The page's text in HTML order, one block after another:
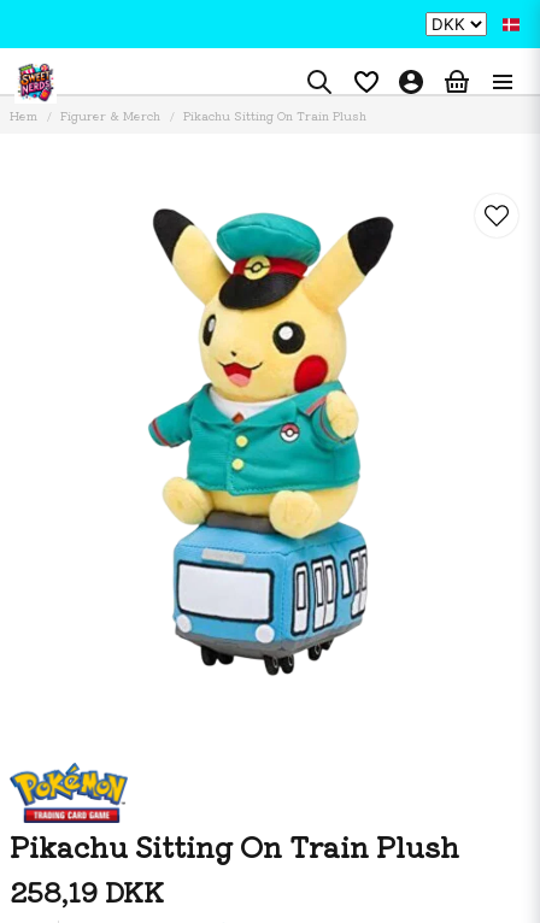
Hem Figurer & Merch Pikachu Sitting On Train Plush
Pikachu Sitting On Train Plush
258,19 DKK